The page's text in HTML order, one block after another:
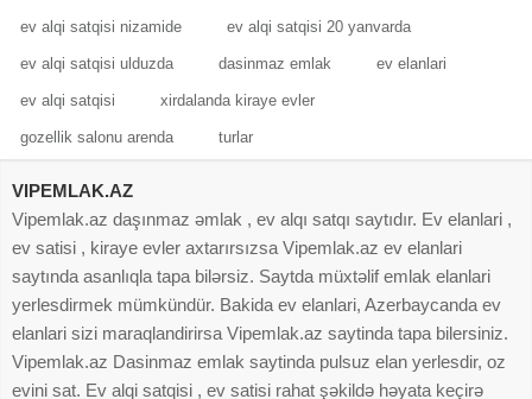
ev alqi satqisi nizamide ev alqi satqisi 20 yanvarda
ev alqi satqisi ulduzda dasinmaz emlak ev elanlari
ev alqi satqisi xirdalanda kiraye evler
gozellik salonu arenda turlar
VIPEMLAK.AZ
Vipemlak.az daşınmaz əmlak , ev alqı satqı saytıdır. Ev elanlari ,
ev satisi , kiraye evler axtarırsızsa Vipemlak.az ev elanlari
saytında asanlıqla tapa bilərsiz. Saytda müxtəlif emlak elanlari
yerlesdirmek mümkündür. Bakida ev elanlari, Azerbaycanda ev
elanlari sizi maraqlandirirsa Vipemlak.az saytinda tapa bilersiniz.
Vipemlak.az Dasinmaz emlak saytinda pulsuz elan yerlesdir, oz
evini sat. Ev alqi satqisi , ev satisi rahat şəkildə həyata keçirə